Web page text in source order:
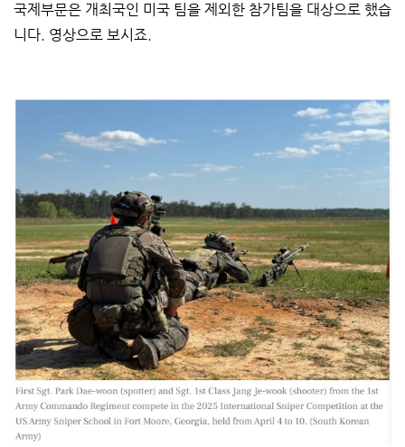
국제부문은 개최국인 미국 팀을 제외한 참가팀을 대상으로 했습
니다. 영상으로 보시죠.